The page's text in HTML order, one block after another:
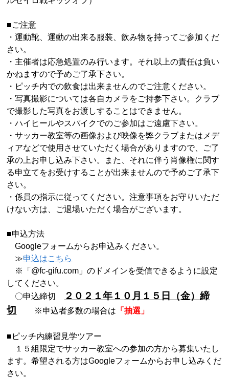
■ご注意
・運動靴、運動の出来る服装、飲み物を持ってご参加くだ
さい。
・主催者は応急処置のみ行います。それ以上の責任は負い
かねますので予めご了承下さい。
・ピッチ内での飲食は出来ませんのでご注意ください。
・写真撮影については各自カメラをご持参下さい。クラブ
で撮影した写真をお渡しすることはできません。
・ハイヒールやスパイクでのご参加はご遠慮下さい。
・サッカー教室等の画像および映像を弊クラブまたはメデ
ィアなどで使用させていただく場合がありますので、ご了
承の上お申し込み下さい。また、それに伴う肖像権に関す
る申立てをお受けすることが出来ませんので予めご了承下
さい。
・係員の指示に従ってください。注意事項をお守りいただ
けない方は、ご退場いただく場合がございます。
■申込方法
Googleフォームからお申込みください。
≫申込はこちら
※「@fc-gifu.com」のドメインを受信できるように設定
してください。
〇申込締切
２０２１年１０月１５日（金）締
切
※申込者多数の場合は 「抽選」
■ピッチ内練習見学ツアー
１５組限定でサッカー教室への参加の方から募集いたし
ます。希望される方はGoogleフォームからお申し込みくだ
さい。